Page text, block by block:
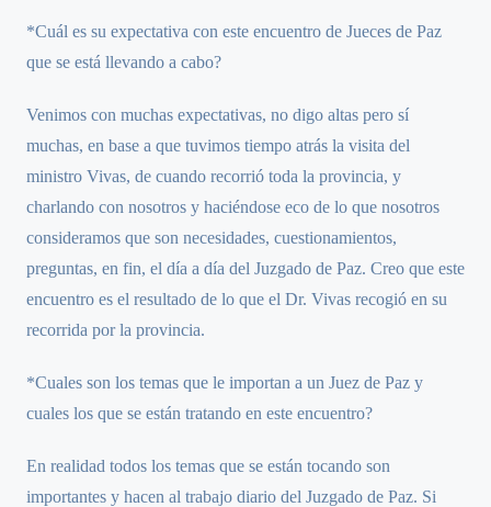
*Cuál es su expectativa con este encuentro de Jueces de Paz
que se está llevando a cabo?
Venimos con muchas expectativas, no digo altas pero sí
muchas, en base a que tuvimos tiempo atrás la visita del
ministro Vivas, de cuando recorrió toda la provincia, y
charlando con nosotros y haciéndose eco de lo que nosotros
consideramos que son necesidades, cuestionamientos,
preguntas, en fin, el día a día del Juzgado de Paz. Creo que este
encuentro es el resultado de lo que el Dr. Vivas recogió en su
recorrida por la provincia.
*Cuales son los temas que le importan a un Juez de Paz y
cuales los que se están tratando en este encuentro?
En realidad todos los temas que se están tocando son
importantes y hacen al trabajo diario del Juzgado de Paz. Si